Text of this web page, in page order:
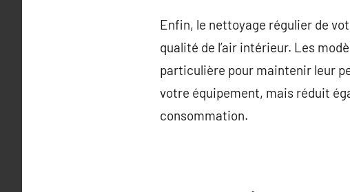
Enfin, le nettoyage régulier de
qualité de l’air intérieur. Les
particulière pour maintenir leur
votre équipement, mais réduit
consommation.